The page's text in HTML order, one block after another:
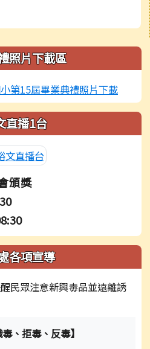
照片下載區
直播1台
頒獎
各項宣導
、拒毒、反毒】